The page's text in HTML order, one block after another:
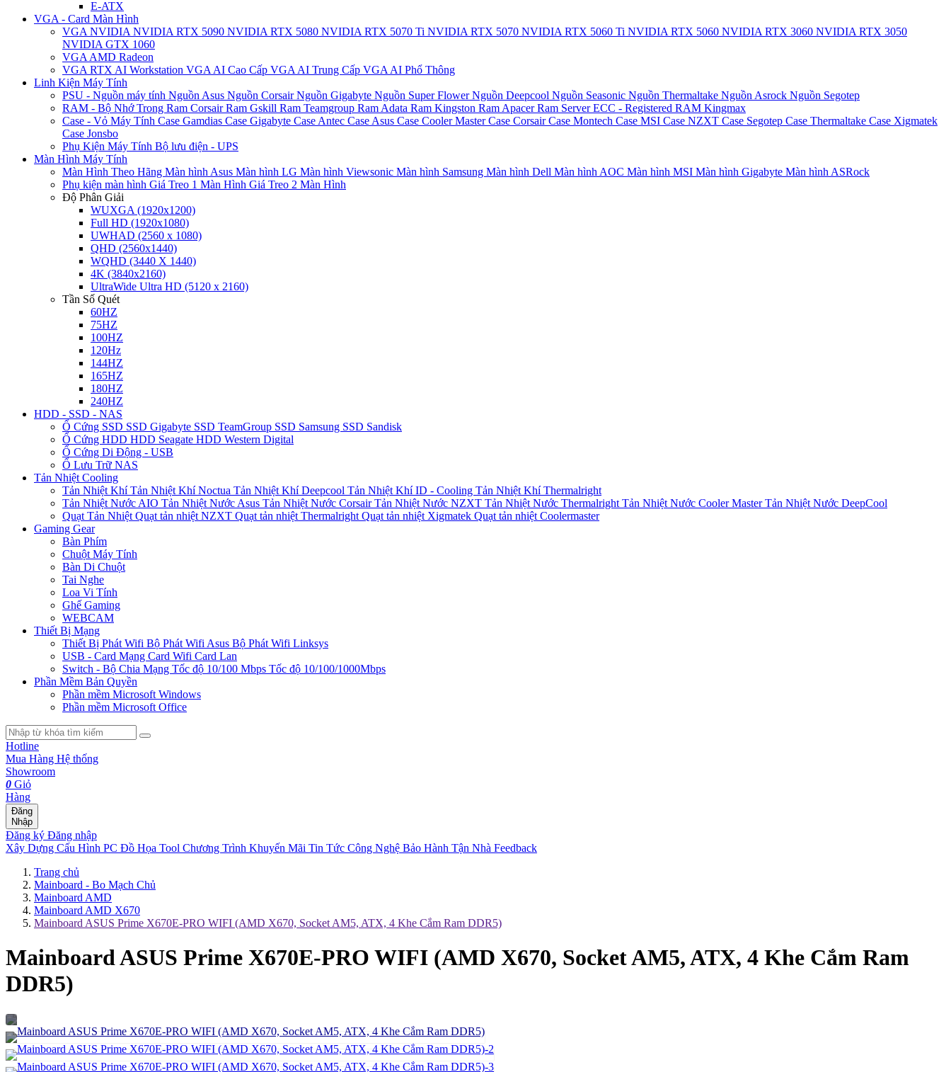
E-ATX
VGA - Card Màn Hình
VGA NVIDIA NVIDIA RTX 5090 NVIDIA RTX 5080 NVIDIA RTX 5070 Ti NVIDIA RTX 5070 NVIDIA RTX 5060 Ti NVIDIA RTX 5060 NVIDIA RTX 3060 NVIDIA RTX 3050
NVIDIA GTX 1060
VGA AMD Radeon
VGA RTX AI Workstation VGA AI Cao Cấp VGA AI Trung Cấp VGA AI Phổ Thông
Linh Kiện Máy Tính
PSU - Nguồn máy tính Nguồn Asus Nguồn CorsairNguồn Gigabyte Nguồn Super FlowerNguồn Deepcool Nguồn Seasonic Nguồn Thermaltake Nguồn Asrock Nguồn Segotep
RAM - Bộ Nhớ Trong Ram CorsairRam Gskill Ram Teamgroup Ram Adata Ram Kingston Ram ApacerRam Server ECC - Registered RAM Kingmax
Case - Vỏ Máy Tính Case Gamdias Case Gigabyte Case Antec Case Asus Case Cooler MasterCase CorsairCase Montech Case MSI Case NZXT Case Segotep Case Thermaltake Case Xigmatek
Case Jonsbo
Phụ Kiện Máy Tính Bộ lưu điện - UPS
Màn Hình Máy Tính
Màn Hình Theo Hãng Màn hình Asus Màn hình LG Màn hình Viewsonic Màn hình Samsung Màn hình Dell Màn hình AOC Màn hình MSI Màn hình Gigabyte Màn hình ASRock
Phụ kiện màn hình Giá Treo 1 Màn Hình Giá Treo 2 Màn Hình
Độ Phân Giải
WUXGA (1920x1200)
Full HD (1920x1080)
UWHAD (2560 x 1080)
QHD (2560x1440)
WQHD (3440 X 1440)
4K (3840x2160)
UltraWide Ultra HD (5120 x 2160)
Tần Số Quét
60HZ
75HZ
100HZ
120Hz
144HZ
165HZ
180HZ
240HZ
HDD - SSD - NAS
Ổ Cứng SSD SSD Gigabyte SSD TeamGroup SSD Samsung SSD Sandisk
Ổ Cứng HDD HDD Seagate HDD Western Digital
Ổ Cứng Di Động - USB
Ổ Lưu Trữ NAS
Tản Nhiệt Cooling
Tản Nhiệt KhíTản Nhiệt Khí Noctua Tản Nhiệt Khí Deepcool Tản Nhiệt Khí ID - Cooling Tản Nhiệt Khí Thermalright
Tản Nhiệt Nước AIO Tản Nhiệt Nước Asus Tản Nhiệt Nước CorsairTản Nhiệt Nước NZXT Tản Nhiệt Nước Thermalright Tản Nhiệt Nước Cooler MasterTản Nhiệt Nước DeepCool
Quạt Tản Nhiệt Quạt tản nhiệt NZXT Quạt tản nhiệt Thermalright Quạt tản nhiệt Xigmatek Quạt tản nhiệt Coolermaster
Gaming Gear
Bàn Phím
Chuột Máy Tính
Bàn Di Chuột
Tai Nghe
Loa Vi Tính
Ghế Gaming
WEBCAM
Thiết Bị Mạng
Thiết Bị Phát Wifi Bộ Phát Wifi Asus Bộ Phát Wifi Linksys
USB - Card Mạng Card Wifi Card Lan
Switch - Bộ Chia Mạng Tốc độ 10/100 Mbps Tốc độ 10/100/1000Mbps
Phần Mềm Bản Quyền
Phần mềm Microsoft Windows
Phần mềm Microsoft Office
Hotline
Mua Hàng Hệ thống
Showroom
0 Giỏ
Hàng
Đăng
Nhập
Đăng ký Đăng nhập
Xây Dựng Cấu Hình PC Đồ Họa Tool Chương Trình Khuyến Mãi Tin Tức Công Nghệ Bảo Hành Tận Nhà Feedback
Trang chủ
Mainboard - Bo Mạch Chủ
Mainboard AMD
Mainboard AMD X670
Mainboard ASUS Prime X670E-PRO WIFI (AMD X670, Socket AM5, ATX, 4 Khe Cắm Ram DDR5)
Mainboard ASUS Prime X670E-PRO WIFI (AMD X670, Socket AM5, ATX, 4 Khe Cắm Ram
DDR5)